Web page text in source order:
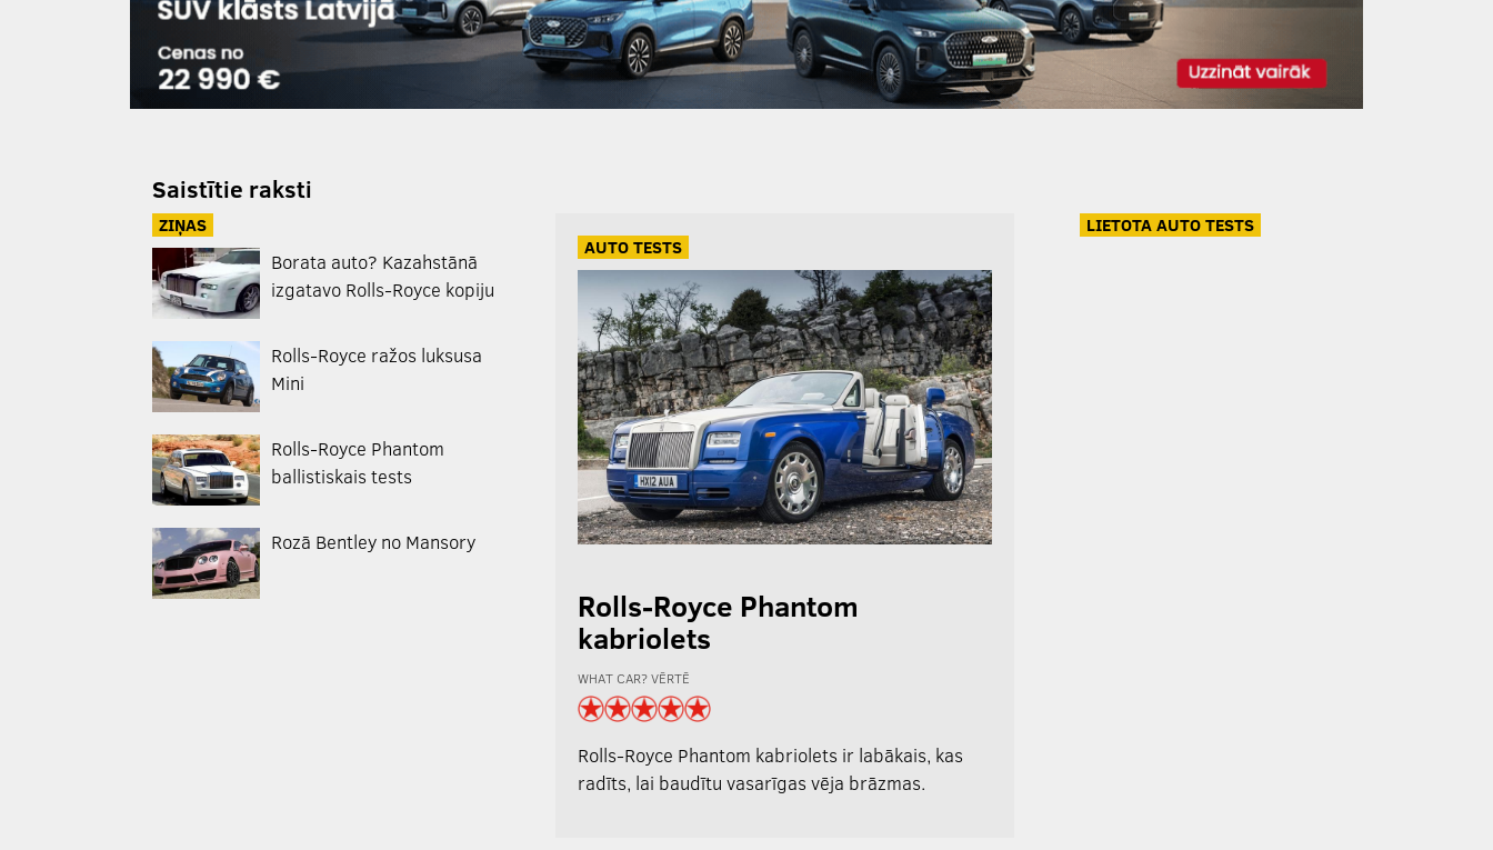
Saistītie raksti
AUTO TESTS
Rolls-Royce Phantom
kabriolets
WHAT CAR? VĒRTĒ
Rolls-Royce Phantom kabriolets ir labākais, kas
radīts, lai baudītu vasarīgas vēja brāzmas.
LIETOTA AUTO TESTS
ZIŅAS
Borata auto? Kazahstānā
izgatavo Rolls-Royce kopiju
Rolls-Royce ražos luksusa
Mini
Rolls-Royce Phantom
ballistiskais tests
Rozā Bentley no Mansory